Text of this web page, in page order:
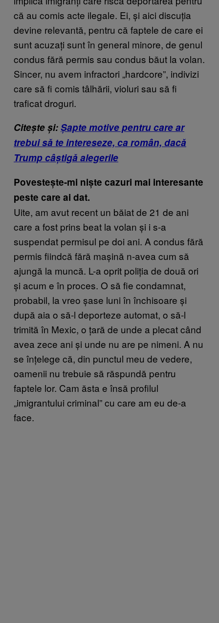
că au comis acte ilegale. Ei, și aici discuția
devine relevantă, pentru că faptele de care ei
sunt acuzați sunt în general minore, de genul
condus fără permis sau condus băut la volan.
Sincer, nu avem infractori „hardcore”, indivizi
care să fi comis tâlhării, violuri sau să fi
traficat droguri.
Citește și:Șapte motive pentru care ar
trebui să te intereseze, ca român, dacă
Trump câștigă alegerile
Povestește-mi niște cazuri mai interesante
peste care ai dat.
Uite, am avut recent un băiat de 21 de ani
care a fost prins beat la volan și i s-a
suspendat permisul pe doi ani. A condus fără
permis fiindcă fără mașină n-avea cum să
ajungă la muncă. L-a oprit poliția de două ori
și acum e în proces. O să fie condamnat,
probabil, la vreo șase luni în închisoare și
după aia o să-l deporteze automat, o să-l
trimită în Mexic, o țară de unde a plecat când
avea zece ani și unde nu are pe nimeni. A nu
se înțelege că, din punctul meu de vedere,
oamenii nu trebuie să răspundă pentru
faptele lor. Cam ăsta e însă profilul
„imigrantului criminal” cu care am eu de-a
face.